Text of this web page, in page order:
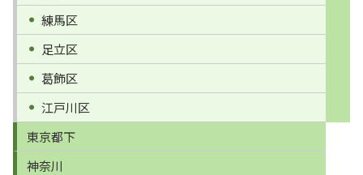
練馬区
足立区
葛飾区
江戸川区
東京都下
神奈川